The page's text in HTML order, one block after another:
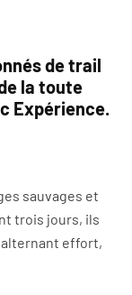
de trail
la toute
Expérience.
sauvages et
trois jours, ils
alternant effort,